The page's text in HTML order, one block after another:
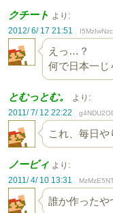
クチート より:
2012/ 6/ 17 21:51
I5MzIwNzc
えっ…？
何で日本一
とむっとむ。
より:
2011/ 7/ 12 22:22
これ、毎日や
ノービィ より:
2011/ 4/ 10 13:31
誰か作ったや